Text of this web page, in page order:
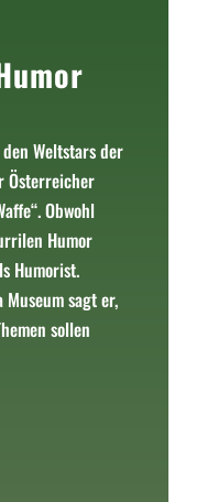
Weltstars der
Österreicher
Obwohl
Humor
Humorist.
sagt er,
sollen